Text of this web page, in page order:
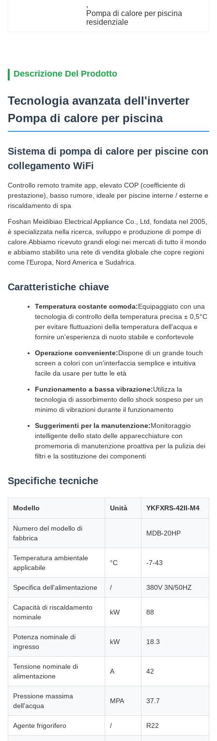
,
Pompa di calore per piscina
residenziale
Descrizione Del Prodotto
Tecnologia avanzata dell'inverter
Pompa di calore per piscina
Sistema di pompa di calore per piscine con
collegamento WiFi
Controllo remoto tramite app, elevato COP (coefficiente di
prestazione), basso rumore, ideale per piscine interne / esterne e
riscaldamento di spa
Foshan Meidibiao Electrical Appliance Co., Ltd, fondata nel 2005,
è specializzata nella ricerca, sviluppo e produzione di pompe di
calore.Abbiamo ricevuto grandi elogi nei mercati di tutto il mondo
e abbiamo stabilito una rete di vendita globale che copre regioni
come l'Europa, Nord America e Sudafrica.
Caratteristiche chiave
Temperatura costante comoda:Equipaggiato con una
tecnologia di controllo della temperatura precisa ± 0,5°C
per evitare fluttuazioni della temperatura dell'acqua e
fornire un'esperienza di nuoto stabile e confortevole
Operazione conveniente:Dispone di un grande touch
screen a colori con un'interfaccia semplice e intuitiva
facile da usare per tutte le età
Funzionamento a bassa vibrazione:Utilizza la
tecnologia di assorbimento dello shock sospeso per un
minimo di vibrazioni durante il funzionamento
Suggerimenti per la manutenzione:Monitoraggio
intelligente dello stato delle apparecchiature con
promemoria di manutenzione proattiva per la pulizia dei
filtri e la sostituzione dei componenti
Specifiche tecniche
Modello Unità YKFXRS-42II-M4
Numero del modello di
fabbrica
MDB-20HP
Temperatura ambientale
applicabile
°C -7-43
Specifica dell'alimentazione / 380V 3N/50HZ
Capacità di riscaldamento
nominale
kW 88
Potenza nominale di
ingresso
kW 18.3
Tensione nominale di
alimentazione
A 42
Pressione massima
dell'acqua
MPA 37.7
Agente frigorifero / R22